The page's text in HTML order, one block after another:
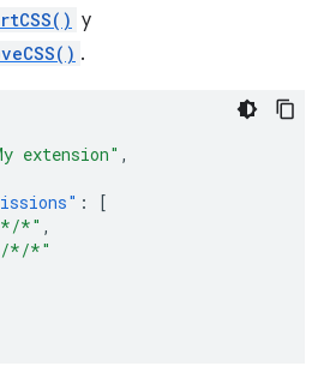
y
.
extension" ,
:
[
*" ,
*/*"